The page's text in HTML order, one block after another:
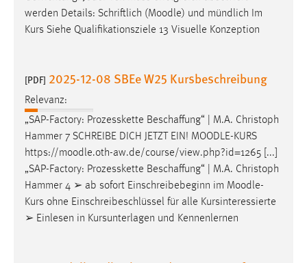
werden Details: Schriftlich (Moodle) und mündlich Im
Kurs Siehe Qualifikationsziele 13 Visuelle Konzeption
[PDF] 2025-12-08 SBEe W25 Kursbeschreibung
Relevanz:
„SAP-Factory: Prozesskette Beschaffung“ | M.A. Christoph
Hammer 7 SCHREIBE DICH JETZT EIN! MOODLE-KURS
https://moodle.oth-aw.de/course/view.php?id=1265 [...]
„SAP-Factory: Prozesskette Beschaffung“ | M.A. Christoph
Hammer 4 ➢ ab sofort Einschreibebeginn im Moodle-
Kurs ohne Einschreibeschlüssel für alle Kursinteressierte
➢ Einlesen in Kursunterlagen und Kennenlernen